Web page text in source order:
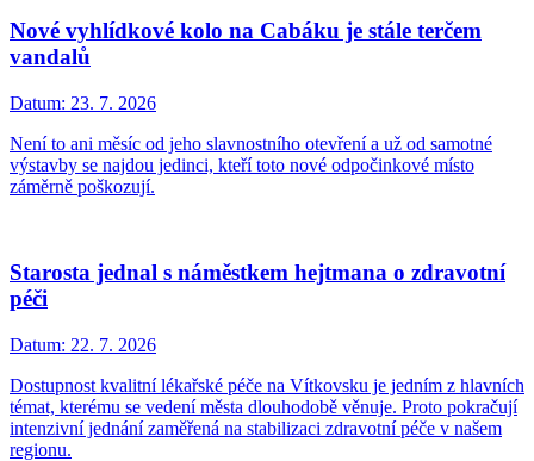
Nové vyhlídkové kolo na Cabáku je stále terčem
vandalů
Datum: 23. 7. 2026
Není to ani měsíc od jeho slavnostního otevření a už od samotné
výstavby se najdou jedinci, kteří toto nové odpočinkové místo
záměrně poškozují.
Starosta jednal s náměstkem hejtmana o zdravotní
péči
Datum: 22. 7. 2026
Dostupnost kvalitní lékařské péče na Vítkovsku je jedním z hlavních
témat, kterému se vedení města dlouhodobě věnuje. Proto pokračují
intenzivní jednání zaměřená na stabilizaci zdravotní péče v našem
regionu.